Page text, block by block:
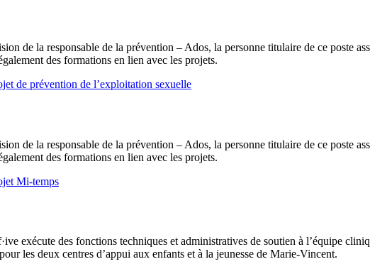
de la responsable de la prévention – Ados, la personne titulaire de ce poste
des formations en lien avec les projets.
de prévention de l’exploitation sexuelle
de la responsable de la prévention – Ados, la personne titulaire de ce poste
des formations en lien avec les projets.
Mi-temps
exécute des fonctions techniques et administratives de soutien à l’équipe
les deux centres d’appui aux enfants et à la jeunesse de Marie-Vincent.